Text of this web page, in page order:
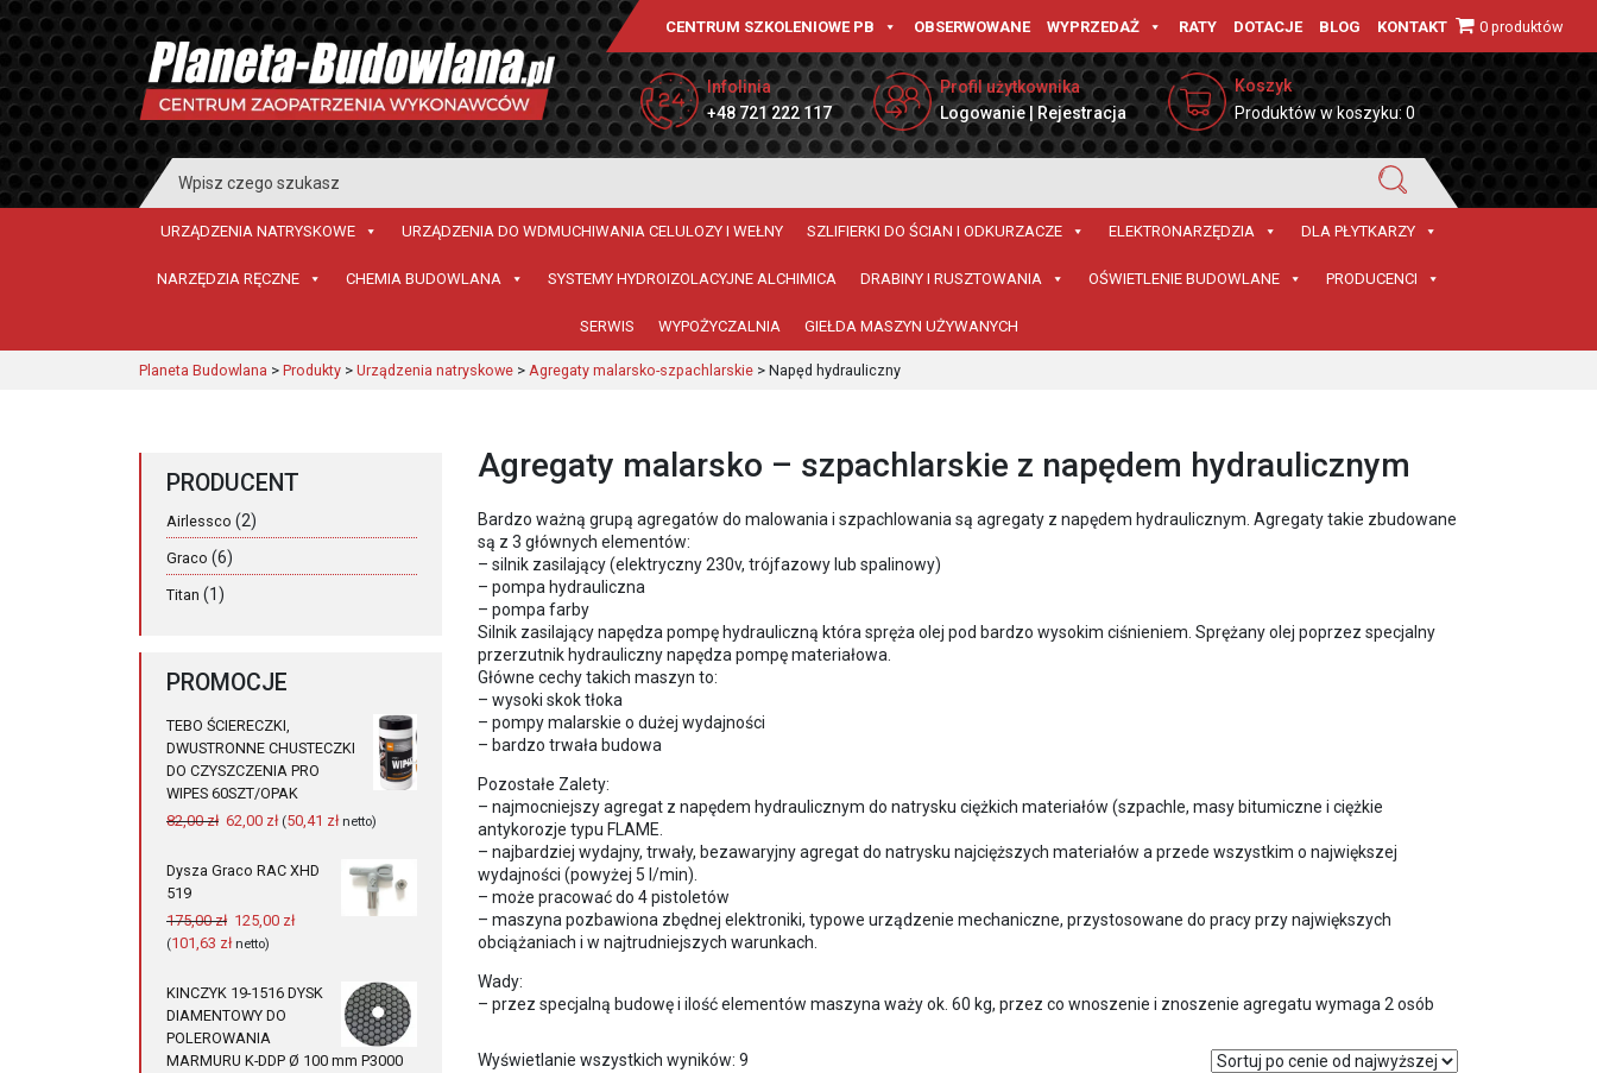
CENTRUM SZKOLENIOWE PB OBSERWOWANE WYPRZEDAŻ RATY DOTACJE BLOG KONTAKT 0 produktów
Infolinia
+48 721 222 117
Profil użytkownika
Logowanie | Rejestracja
Koszyk
Produktów w koszyku: 0
Search
for:
URZĄDZENIA NATRYSKOWE URZĄDZENIA DO WDMUCHIWANIA CELULOZY I WEŁNY SZLIFIERKI DO ŚCIAN I ODKURZACZE ELEKTRONARZĘDZIA DLA PŁYTKARZY
NARZĘDZIA RĘCZNE CHEMIA BUDOWLANA SYSTEMY HYDROIZOLACYJNE ALCHIMICA DRABINY I RUSZTOWANIA OŚWIETLENIE BUDOWLANE PRODUCENCI
SERWIS WYPOŻYCZALNIA GIEŁDA MASZYN UŻYWANYCH
Planeta Budowlana > Produkty > Urządzenia natryskowe > Agregaty malarsko-szpachlarskie > Napęd hydrauliczny
Agregaty malarsko – szpachlarskie z napędem hydraulicznym
Bardzo ważną grupą agregatów do malowania i szpachlowania są agregaty z napędem hydraulicznym. Agregaty takie zbudowane
są z 3 głównych elementów:
– silnik zasilający (elektryczny 230v, trójfazowy lub spalinowy)
– pompa hydrauliczna
– pompa farby
Silnik zasilający napędza pompę hydrauliczną która spręża olej pod bardzo wysokim ciśnieniem. Sprężany olej poprzez specjalny
przerzutnik hydrauliczny napędza pompę materiałowa.
Główne cechy takich maszyn to:
– wysoki skok tłoka
– pompy malarskie o dużej wydajności
– bardzo trwała budowa
Pozostałe Zalety:
– najmocniejszy agregat z napędem hydraulicznym do natrysku ciężkich materiałów (szpachle, masy bitumiczne i ciężkie
antykorozje typu FLAME.
– najbardziej wydajny, trwały, bezawaryjny agregat do natrysku najcięższych materiałów a przede wszystkim o największej
wydajności (powyżej 5 l/min).
– może pracować do 4 pistoletów
– maszyna pozbawiona zbędnej elektroniki, typowe urządzenie mechaniczne, przystosowane do pracy przy największych
obciążaniach i w najtrudniejszych warunkach.
Wady:
– przez specjalną budowę i ilość elementów maszyna waży ok. 60 kg, przez co wnoszenie i znoszenie agregatu wymaga 2 osób
Wyświetlanie wszystkich wyników: 9
PRODUCENT
Airlessco (2)
Graco (6)
Titan (1)
PROMOCJE
TEBO ŚCIERECZKI,
DWUSTRONNE CHUSTECZKI
DO CZYSZCZENIA PRO
WIPES 60SZT/OPAK
82,00zł Pierwotna
wynosiła:
62,00 złAktualna
wynosi:
(50,41 złnetto)
Dysza Graco RAC XHD
519
175,00zł Pierwotna
cena
175,00 zł.
125,00 złAktualna
125,00 zł.
(101,63 złnetto)
KINCZYK 19-1516 DYSK
DIAMENTOWY DO
POLEROWANIA
MARMURU K-DDP Ø 100 mm P3000